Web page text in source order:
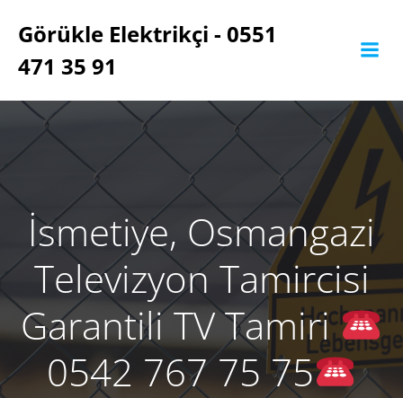
geç
Görükle Elektrikçi - 0551
471 35 91
İsmetiye, Osmangazi
Televizyon Tamircisi
Garantili TV Tamiri
0542 767 75 75